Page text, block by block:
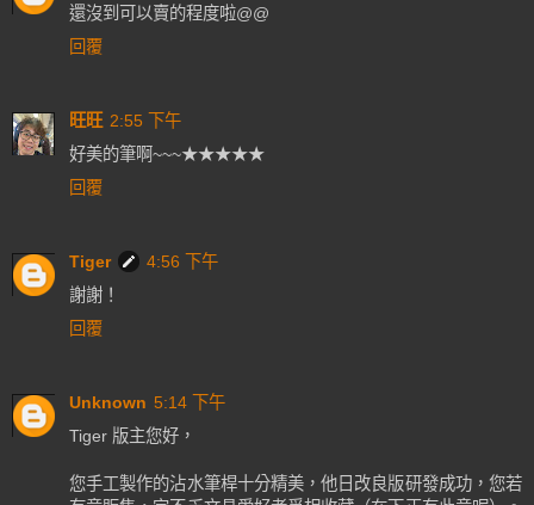
還沒到可以賣的程度啦@@
回覆
旺旺 2:55 下午
好美的筆啊~~~★★★★★
回覆
Tiger
4:56 下午
謝謝！
回覆
Unknown 5:14 下午
Tiger 版主您好，
您手工製作的沾水筆桿十分精美，他日改良版研發成功，您若